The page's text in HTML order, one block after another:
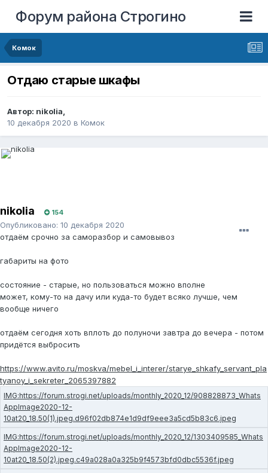
Форум района Строгино
Комок
Отдаю старые шкафы
Автор: nikolia,
10 декабря 2020 в Комок
nikolia 154
Опубликовано: 10 декабря 2020
отдаём срочно за саморазбор и самовывоз
габариты на фото
состояние - старые, но пользоваться можно вполне
может, кому-то на дачу или куда-то будет всяко лучше, чем
вообще ничего
отдаём сегодня хоть вплоть до полуночи завтра до вечера - потом
придётся выбросить
https://www.avito.ru/moskva/mebel_i_interer/starye_shkafy_servant_pla
tyanoy_i_sekreter_2065397882